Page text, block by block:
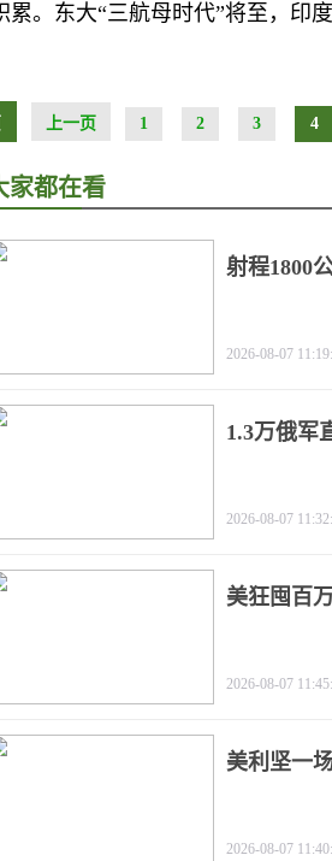
。东大“三航母时代”将至，印
上一页 1 2 3 4
家都在看
射程1800
2026-08-07
1.3万俄军
2026-08-07
美狂囤百
2026-08-07
美利坚一
2026-08-07